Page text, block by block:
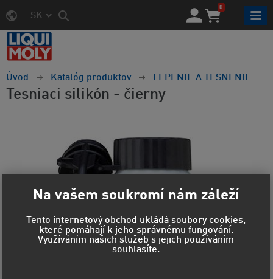
SK
0
Úvod Katalóg produktov LEPENIE A TESNENIE
Tesniaci silikón - čierny
Na vašem soukromí nám záleží
Tento internetový obchod ukládá soubory cookies,
které pomáhají k jeho správnému fungování.
Využíváním našich služeb s jejich používáním
souhlasíte.